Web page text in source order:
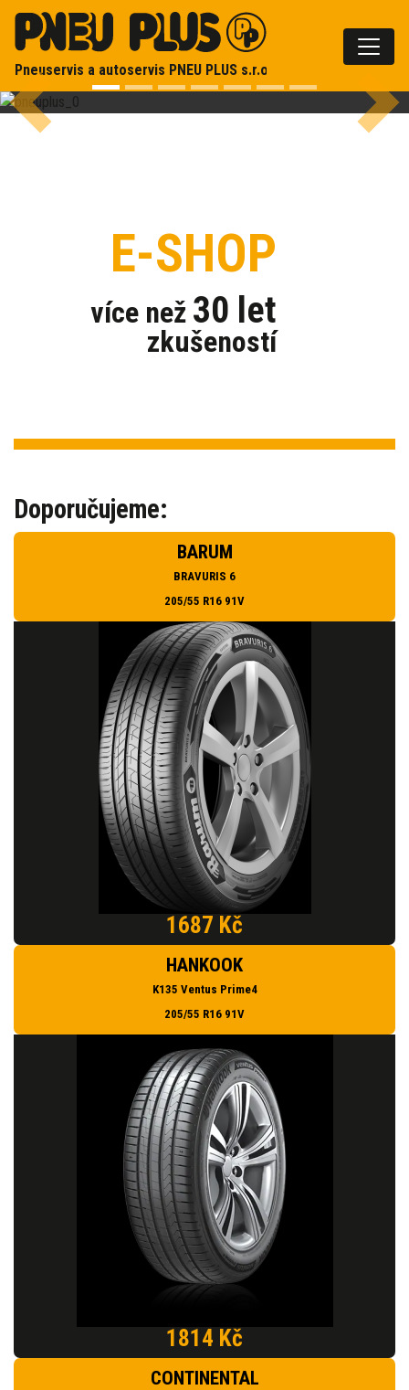
Pneuservis a autoservis PNEU PLUS s.r.o.
Skočit na obsah
Základní navigace
Předcházející Další
E-SHOP
více než 30 let
zkušeností
Doporučujeme:
BARUM
BRAVURIS 6
205/55 R16 91V
1687 Kč
HANKOOK
K135 Ventus Prime4
205/55 R16 91V
1814 Kč
CONTINENTAL